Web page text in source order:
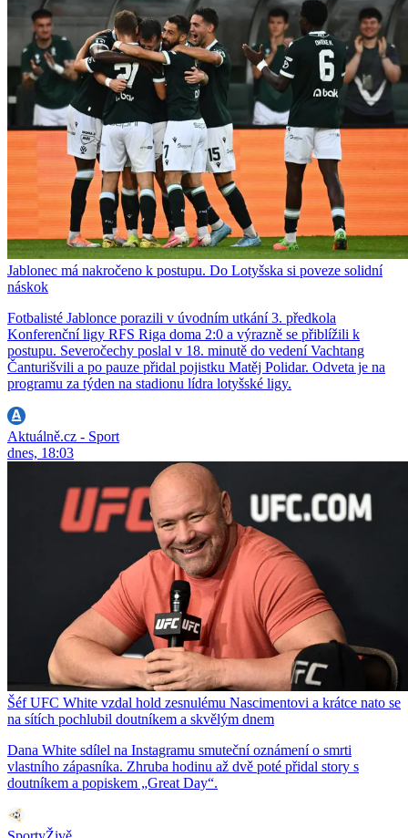
Jablonec má nakročeno k postupu. Do Lotyšska si poveze solidní
náskok
Fotbalisté Jablonce porazili v úvodním utkání 3. předkola
Konferenční ligy RFS Riga doma 2:0 a výrazně se přiblížili k
postupu. Severočechy poslal v 18. minutě do vedení Vachtang
Čanturišvili a po pauze přidal pojistku Matěj Polidar. Odveta je na
programu za týden na stadionu lídra lotyšské ligy.
Aktuálně.cz - Sport
dnes, 18:03
Šéf UFC White vzdal hold zesnulému Nascimentovi a krátce nato se
na sítích pochlubil doutníkem a skvělým dnem
Dana White sdílel na Instagramu smuteční oznámení o smrti
vlastního zápasníka. Zhruba hodinu až dvě poté přidal story s
doutníkem a popiskem „Great Day“.